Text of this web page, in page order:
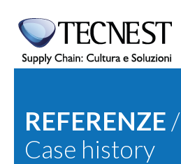
AZIENDA
REFERENZE
Case history